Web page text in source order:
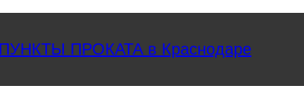
ПРОКАТА в Краснодаре